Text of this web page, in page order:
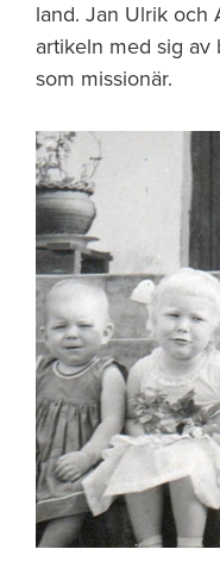
land. Jan Ulrik och
artikeln med sig av
som missionär.